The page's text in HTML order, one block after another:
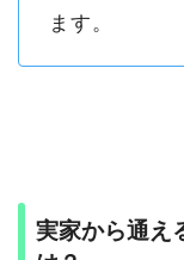
ます。
実家から通え